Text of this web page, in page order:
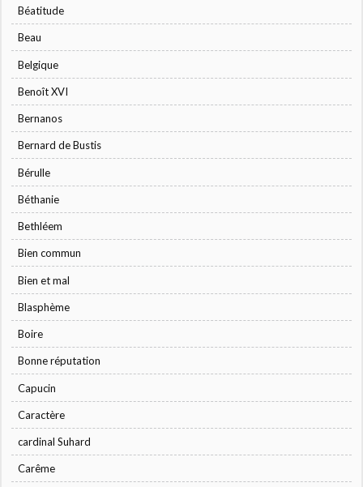
Béatitude
Beau
Belgique
Benoît XVI
Bernanos
Bernard de Bustis
Bérulle
Béthanie
Bethléem
Bien commun
Bien et mal
Blasphème
Boire
Bonne réputation
Capucin
Caractère
cardinal Suhard
Carême